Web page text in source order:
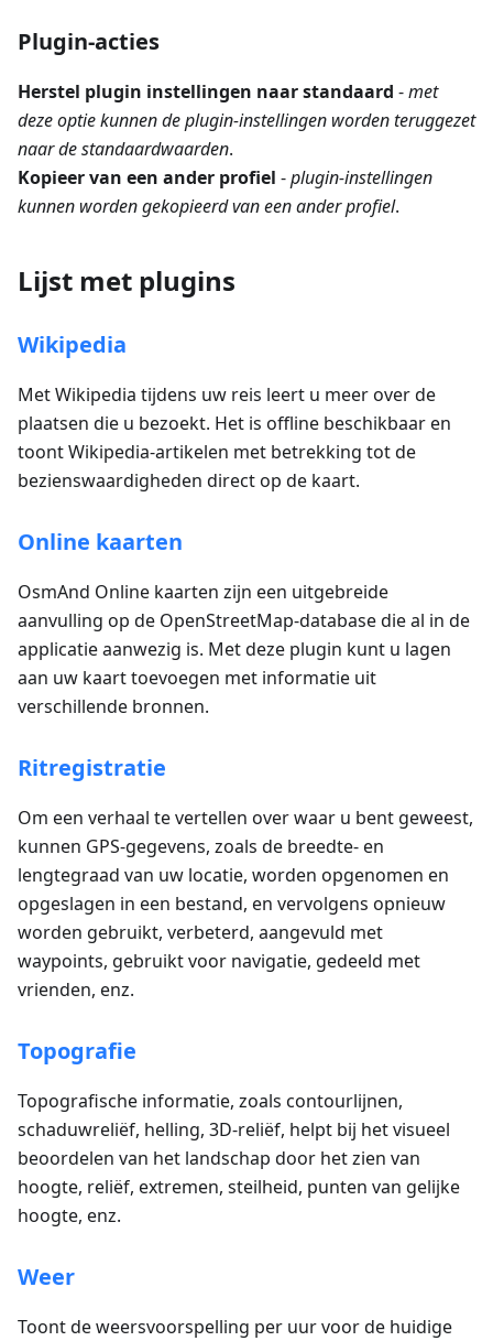
Plugin-acties
Herstel plugin instellingen naar standaard -met
deze optie kunnen de plugin-instellingen worden teruggezet
naar de standaardwaarden.
Kopieer van een ander profiel -plugin-instellingen
kunnen worden gekopieerd van een ander profiel.
Lijst met plugins
Wikipedia
Met Wikipedia tijdens uw reis leert u meer over de
plaatsen die u bezoekt. Het is offline beschikbaar en
toont Wikipedia-artikelen met betrekking tot de
bezienswaardigheden direct op de kaart.
Online kaarten
OsmAnd Online kaarten zijn een uitgebreide
aanvulling op de OpenStreetMap-database die al in de
applicatie aanwezig is. Met deze plugin kunt u lagen
aan uw kaart toevoegen met informatie uit
verschillende bronnen.
Ritregistratie
Om een verhaal te vertellen over waar u bent geweest,
kunnen GPS-gegevens, zoals de breedte- en
lengtegraad van uw locatie, worden opgenomen en
opgeslagen in een bestand, en vervolgens opnieuw
worden gebruikt, verbeterd, aangevuld met
waypoints, gebruikt voor navigatie, gedeeld met
vrienden, enz.
Topografie
Topografische informatie, zoals contourlijnen,
schaduwreliëf, helling, 3D-reliëf, helpt bij het visueel
beoordelen van het landschap door het zien van
hoogte, reliëf, extremen, steilheid, punten van gelijke
hoogte, enz.
Weer
Toont de weersvoorspelling per uur voor de huidige